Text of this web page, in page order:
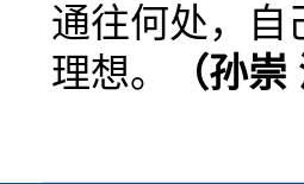
通往何处，自
理想。
（孙崇